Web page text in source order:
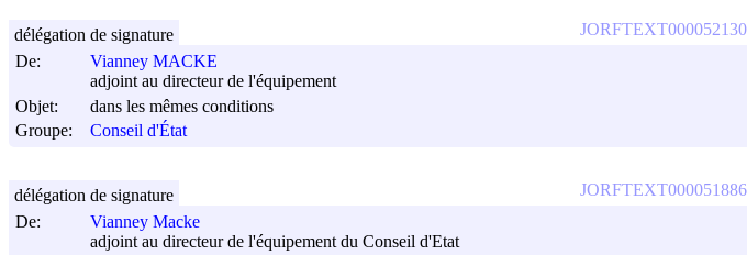
De:
Vianney MACKE
adjoint au directeur de l'équipement
Objet:
dans les mêmes conditions
Groupe:
Conseil d'État
délégation de signature
De:
Vianney Macke
adjoint au directeur de l'équipement du Conseil d'Etat
délégation de signature